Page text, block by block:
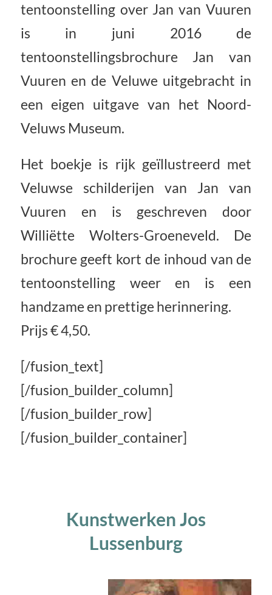
tentoonstelling over Jan van Vuuren
is in juni 2016 de
tentoonstellingsbrochure Jan van
Vuuren en de Veluwe uitgebracht in
een eigen uitgave van het Noord-
Veluws Museum.
Het boekje is rijk geïllustreerd met
Veluwse schilderijen van Jan van
Vuuren en is geschreven door
Williëtte Wolters-Groeneveld. De
brochure geeft kort de inhoud van de
tentoonstelling weer en is een
handzame en prettige herinnering.
Prijs € 4,50.
[/fusion_text]
[/fusion_builder_column]
[/fusion_builder_row]
[/fusion_builder_container]
Kunstwerken Jos
Lussenburg